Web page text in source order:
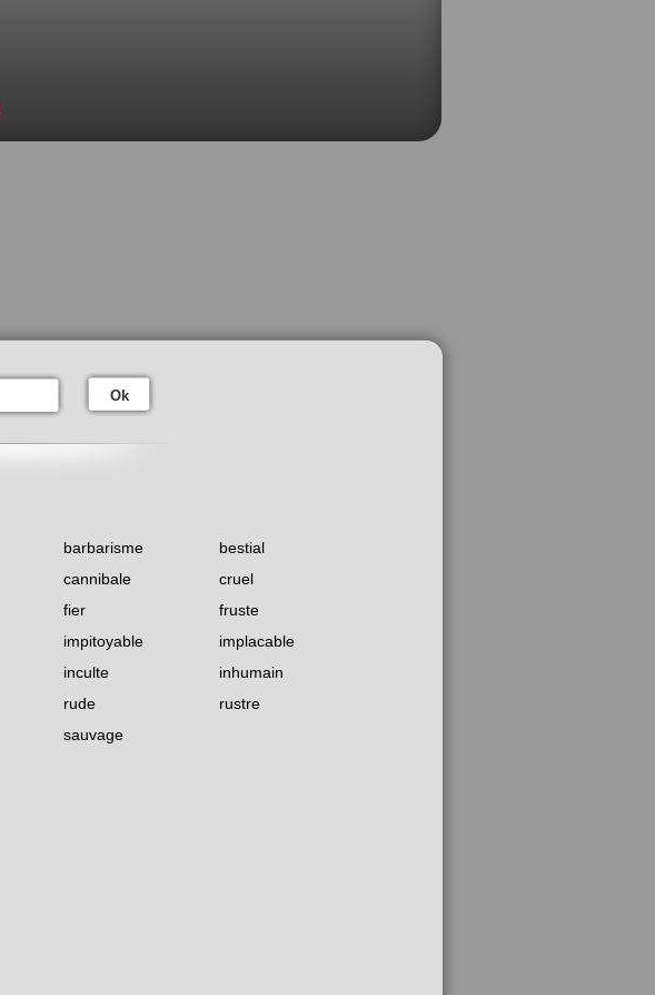
Ok
barbarisme
bestial
cannibale
cruel
fier
fruste
impitoyable
implacable
inculte
inhumain
rude
rustre
sauvage